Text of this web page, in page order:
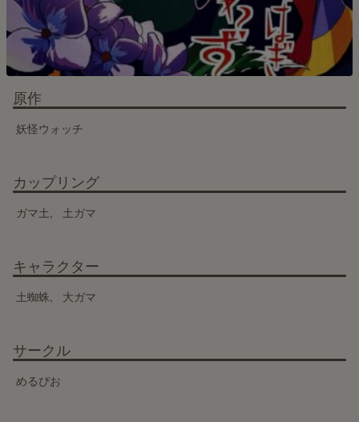
原作
妖怪ウォッチ
カップリング
ガマ土 土ガマ
キャラクター
土蜘蛛 大ガマ
サークル
めるぴお